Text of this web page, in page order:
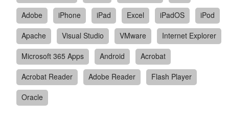
Adobe
iPhone iPad Excel iPadOS
iPod
Apache
Visual Studio VMware
Internet Explorer
Microsoft 365 Apps
Android
Acrobat
Acrobat Reader
Adobe Reader
Flash Player
Oracle